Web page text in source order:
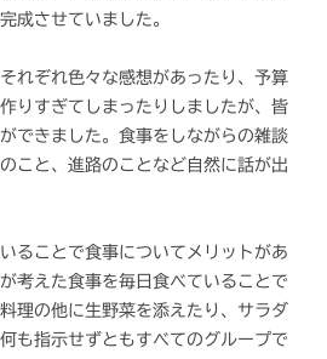
成させていました。
れぞれ色々な感想があったり、予算
りすぎてしまったりしましたが、皆
できました。食事をしながらの雑談
こと、進路のことなど自然に話が出
ることで食事についてメリットがあ
考えた食事を毎日食べていることで
理の他に生野菜を添えたり、サラダ
も指示せずともすべてのグループで